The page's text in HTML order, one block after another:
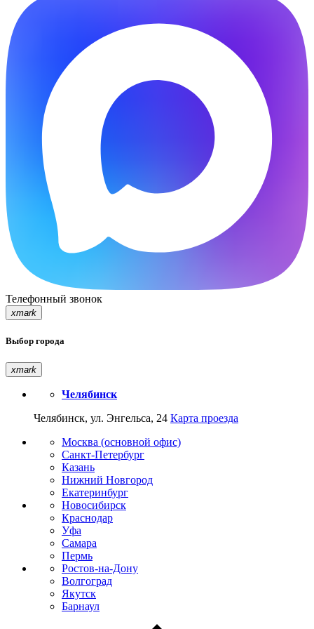
Телефонный звонок
xmark
Выбор города
xmark
Челябинск
Челябинск, ул. Энгельса, 24 Карта проезда
Москва (основной офис)
Санкт-Петербург
Казань
Нижний Новгород
Екатеринбург
Новосибирск
Краснодар
Уфа
Самара
Пермь
Ростов-на-Дону
Волгоград
Якутск
Барнаул